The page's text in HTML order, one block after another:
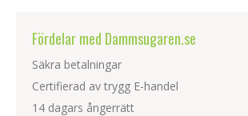
Fördelar med Dammsugaren.se
Säkra betalningar
Certifierad av trygg E-handel
14 dagars ångerrätt